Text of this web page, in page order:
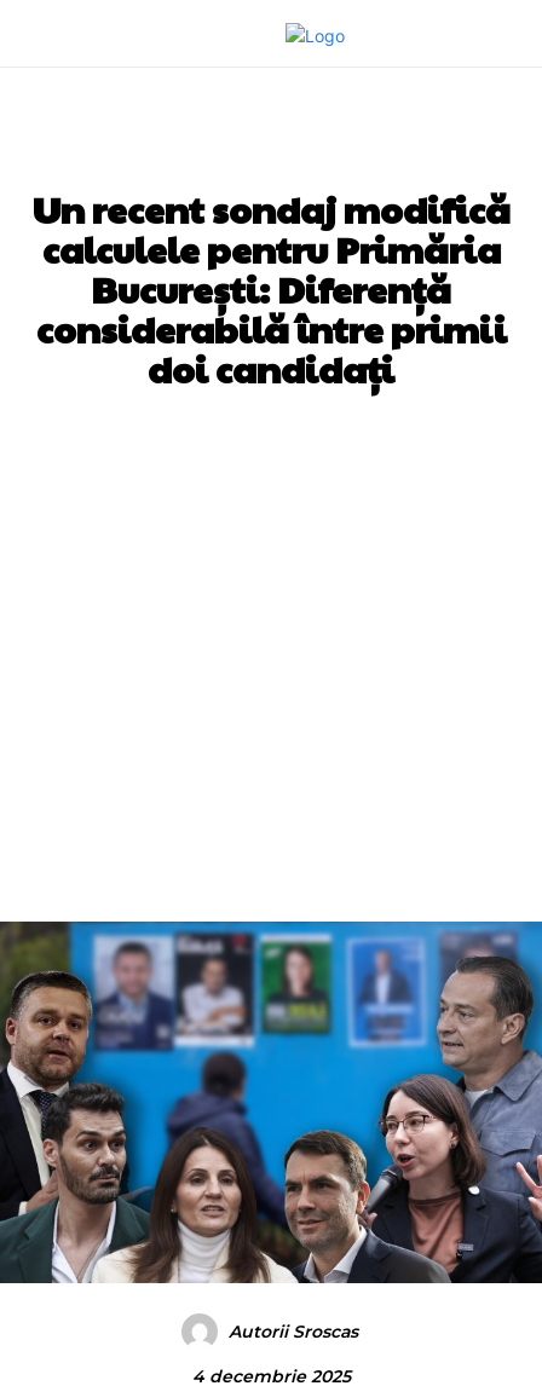
Un recent sondaj modifică
calculele pentru Primăria
București: Diferență
considerabilă între primii
doi candidați
Autorii Sroscas
4 decembrie 2025